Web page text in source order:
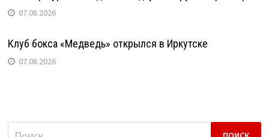
07.08.2026
Клуб бокса «Медведь» открылся в Иркутске
07.08.2026
Найти: